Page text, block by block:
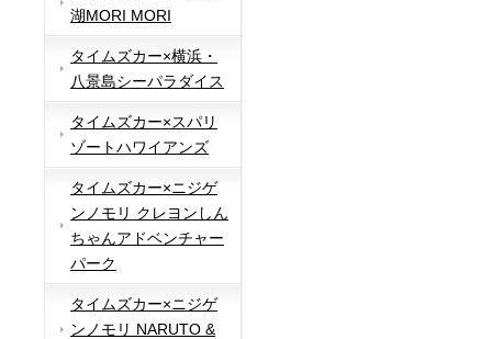
湖MORI MORI
タイムズカー×横浜・
八景島シーパラダイス
タイムズカー×スパリ
ゾートハワイアンズ
タイムズカー×ニジゲ
ンノモリ クレヨンしん
ちゃんアドベンチャー
パーク
タイムズカー×ニジゲ
ンノモリ NARUTO &